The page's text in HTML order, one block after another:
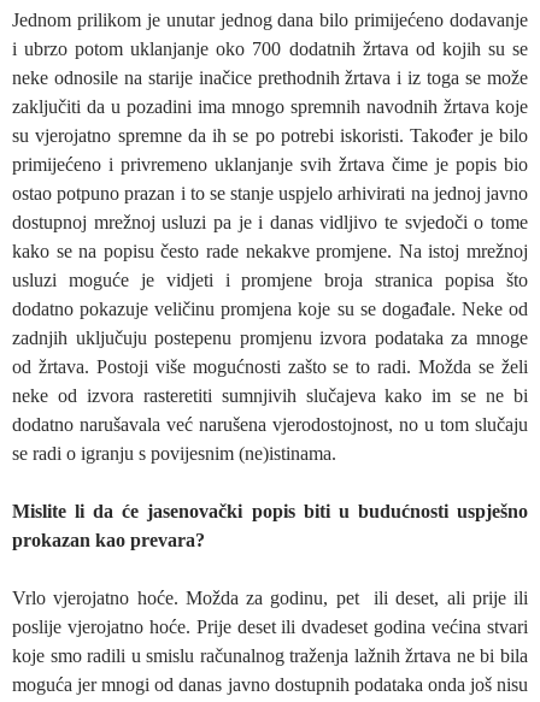
Jednom prilikom je unutar jednog dana bilo primijećeno dodavanje
i ubrzo potom uklanjanje oko 700 dodatnih žrtava od kojih su se
neke odnosile na starije inačice prethodnih žrtava i iz toga se može
zaključiti da u pozadini ima mnogo spremnih navodnih žrtava koje
su vjerojatno spremne da ih se po potrebi iskoristi. Također je bilo
primijećeno i privremeno uklanjanje svih žrtava čime je popis bio
ostao potpuno prazan i to se stanje uspjelo arhivirati na jednoj javno
dostupnoj mrežnoj usluzi pa je i danas vidljivo te svjedoči o tome
kako se na popisu često rade nekakve promjene. Na istoj mrežnoj
usluzi moguće je vidjeti i promjene broja stranica popisa što
dodatno pokazuje veličinu promjena koje su se događale. Neke od
zadnjih uključuju postepenu promjenu izvora podataka za mnoge
od žrtava. Postoji više mogućnosti zašto se to radi. Možda se želi
neke od izvora rasteretiti sumnjivih slučajeva kako im se ne bi
dodatno narušavala već narušena vjerodostojnost, no u tom slučaju
se radi o igranju s povijesnim (ne)istinama.
Mislite li da će jasenovački popis biti u budućnosti uspješno
prokazan kao prevara?
Vrlo vjerojatno hoće. Možda za godinu, pet ili deset, ali prije ili
poslije vjerojatno hoće. Prije deset ili dvadeset godina većina stvari
koje smo radili u smislu računalnog traženja lažnih žrtava ne bi bila
moguća jer mnogi od danas javno dostupnih podataka onda još nisu